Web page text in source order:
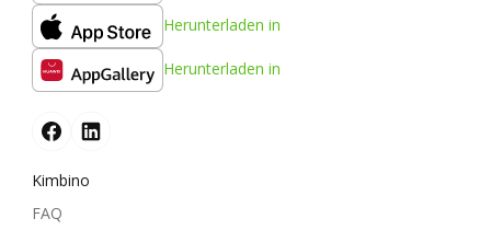
Herunterladen in
Herunterladen in
Kimbino
FAQ